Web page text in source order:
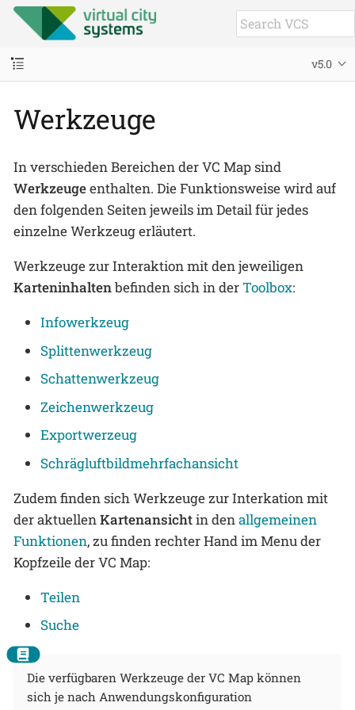
v5.0
Werkzeuge
In verschieden Bereichen der VC Map sind
Werkzeugeenthalten. Die Funktionsweise wird auf
den folgenden Seiten jeweils im Detail für jedes
einzelne Werkzeug erläutert.
Werkzeuge zur Interaktion mit den jeweiligen
Karteninhaltenbefinden sich in derToolbox:
Infowerkzeug
Splittenwerkzeug
Schattenwerkzeug
Zeichenwerkzeug
Exportwerzeug
Schrägluftbildmehrfachansicht
Zudem finden sich Werkzeuge zur Interkation mit
der aktuellen Kartenansichtin den allgemeinen
Funktionen, zu finden rechter Hand im Menu der
Kopfzeile der VC Map:
Teilen
Suche
Die verfügbaren Werkzeuge der VC Map können
sich je nach Anwendungskonfiguration